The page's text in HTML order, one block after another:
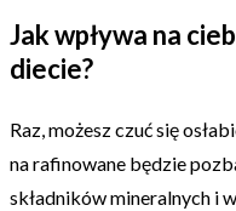
Jak wpływa na
diecie?
Raz, możesz czuć się
na rafinowane będzie
składników mineralnych i